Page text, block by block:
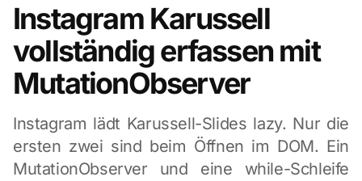
Instagram Karussell
vollständig erfassen mit
MutationObserver
Instagram lädt Karussell-Slides lazy. Nur die
ersten zwei sind beim Öffnen im DOM. Ein
MutationObserver und eine while-Schleife